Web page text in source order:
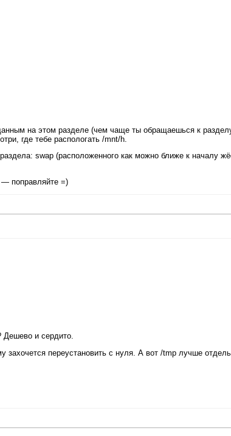
на этом разделе (чем чаще ты обращаешься к
где тебе распологать /mnt/h.
swap (расположенного как можно ближе к началу
поправляйте =)
Дешево и сердито.
захочется переустановить с нуля. А вот /tmp лучше